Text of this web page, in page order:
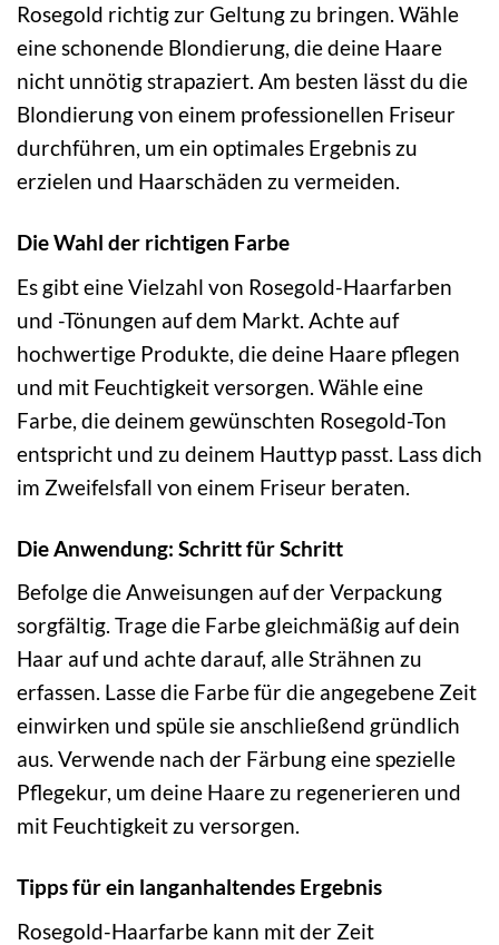
Rosegold richtig zur Geltung zu bringen. Wähle
eine schonende Blondierung, die deine Haare
nicht unnötig strapaziert. Am besten lässt du die
Blondierung von einem professionellen Friseur
durchführen, um ein optimales Ergebnis zu
erzielen und Haarschäden zu vermeiden.
Die Wahl der richtigen Farbe
Es gibt eine Vielzahl von Rosegold-Haarfarben
und -Tönungen auf dem Markt. Achte auf
hochwertige Produkte, die deine Haare pflegen
und mit Feuchtigkeit versorgen. Wähle eine
Farbe, die deinem gewünschten Rosegold-Ton
entspricht und zu deinem Hauttyp passt. Lass dich
im Zweifelsfall von einem Friseur beraten.
Die Anwendung: Schritt für Schritt
Befolge die Anweisungen auf der Verpackung
sorgfältig. Trage die Farbe gleichmäßig auf dein
Haar auf und achte darauf, alle Strähnen zu
erfassen. Lasse die Farbe für die angegebene Zeit
einwirken und spüle sie anschließend gründlich
aus. Verwende nach der Färbung eine spezielle
Pflegekur, um deine Haare zu regenerieren und
mit Feuchtigkeit zu versorgen.
Tipps für ein langanhaltendes Ergebnis
Rosegold-Haarfarbe kann mit der Zeit